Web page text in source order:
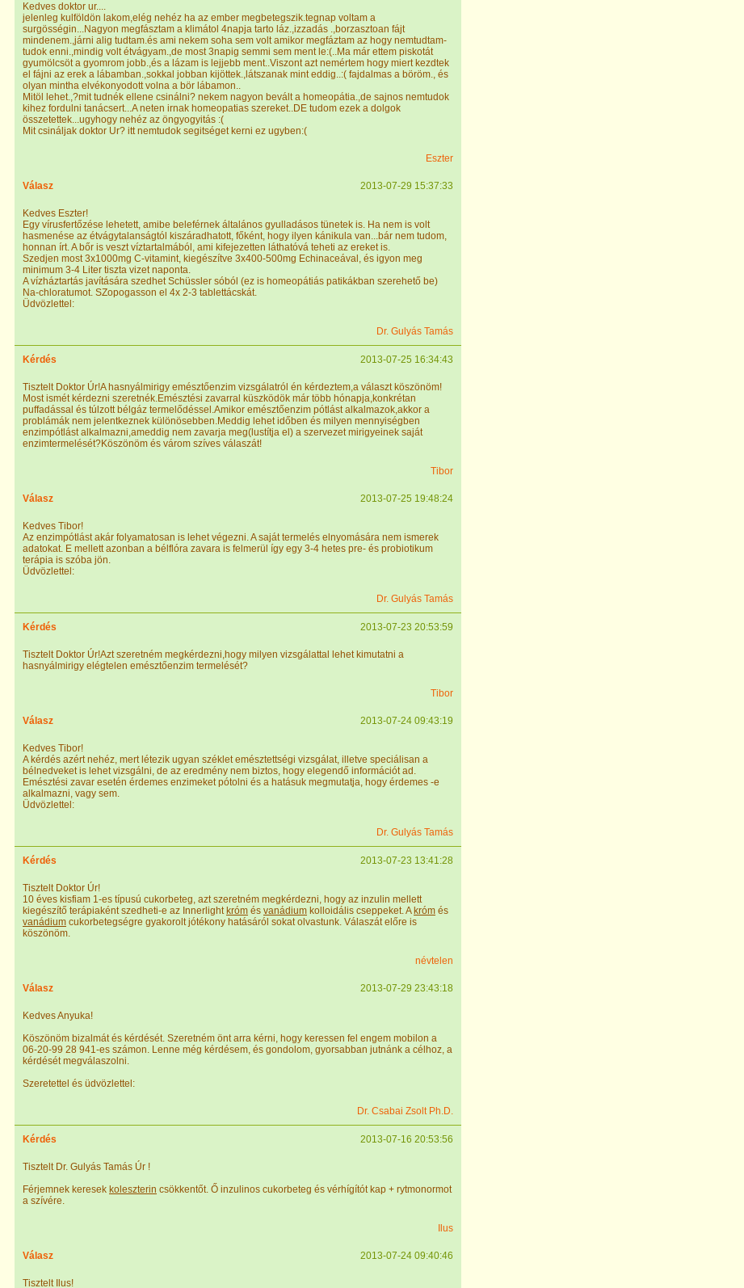
Kedves doktor ur....
jelenleg kulföldön lakom,elég nehéz ha az ember megbetegszik.tegnap voltam a
surgösségin...Nagyon megfásztam a klimátol 4napja tarto láz.,izzadás .,borzasztoan fájt
mindenem.,járni alig tudtam.és ami nekem soha sem volt amikor megfáztam az hogy nemtudtam-
tudok enni.,mindig volt étvágyam.,de most 3napig semmi sem ment le:(..Ma már ettem piskotát
gyumölcsöt a gyomrom jobb.,és a lázam is lejjebb ment..Viszont azt nemértem hogy miert kezdtek
el fájni az erek a lábamban.,sokkal jobban kijöttek.,látszanak mint eddig..:( fajdalmas a böröm., és
olyan mintha elvékonyodott volna a bör lábamon..
Mitöl lehet.,?mit tudnék ellene csinálni? nekem nagyon bevált a homeopátia.,de sajnos nemtudok
kihez fordulni tanácsert...A neten irnak homeopatias szereket..DE tudom ezek a dolgok
összetettek...ugyhogy nehéz az öngyogyitás :(
Mit csináljak doktor Ur? itt nemtudok segitséget kerni ez ugyben:(
Eszter
Válasz 2013-07-29 15:37:33
Kedves Eszter!
Egy vírusfertőzése lehetett, amibe beleférnek általános gyulladásos tünetek is. Ha nem is volt
hasmenése az étvágytalanságtól kiszáradhatott, főként, hogy ilyen kánikula van...bár nem tudom,
honnan írt. A bőr is veszt víztartalmából, ami kifejezetten láthatóvá teheti az ereket is.
Szedjen most 3x1000mg C-vitamint, kiegészítve 3x400-500mg Echinaceával, és igyon meg
minimum 3-4 Liter tiszta vizet naponta.
A vízháztartás javítására szedhet Schüssler sóból (ez is homeopátiás patikákban szerehető be)
Na-chloratumot. SZopogasson el 4x 2-3 tablettácskát.
Üdvözlettel:
Dr. Gulyás Tamás
Kérdés 2013-07-25 16:34:43
Tisztelt Doktor Úr!A hasnyálmirigy emésztőenzim vizsgálatról én kérdeztem,a választ köszönöm!
Most ismét kérdezni szeretnék.Emésztési zavarral küszködök már több hónapja,konkrétan
puffadással és túlzott bélgáz termelődéssel.Amikor emésztőenzim pótlást alkalmazok,akkor a
problámák nem jelentkeznek különösebben.Meddig lehet időben és milyen mennyiségben
enzimpótlást alkalmazni,ameddig nem zavarja meg(lustítja el) a szervezet mirigyeinek saját
enzimtermelését?Köszönöm és várom szíves válaszát!
Tibor
Válasz 2013-07-25 19:48:24
Kedves Tibor!
Az enzimpótlást akár folyamatosan is lehet végezni. A saját termelés elnyomására nem ismerek
adatokat. E mellett azonban a bélflóra zavara is felmerül így egy 3-4 hetes pre- és probiotikum
terápia is szóba jön.
Üdvözlettel:
Dr. Gulyás Tamás
Kérdés 2013-07-23 20:53:59
Tisztelt Doktor Úr!Azt szeretném megkérdezni,hogy milyen vizsgálattal lehet kimutatni a
hasnyálmirigy elégtelen emésztőenzim termelését?
Tibor
Válasz 2013-07-24 09:43:19
Kedves Tibor!
A kérdés azért nehéz, mert létezik ugyan széklet emésztettségi vizsgálat, illetve speciálisan a
bélnedveket is lehet vizsgálni, de az eredmény nem biztos, hogy elegendő információt ad.
Emésztési zavar esetén érdemes enzimeket pótolni és a hatásuk megmutatja, hogy érdemes -e
alkalmazni, vagy sem.
Üdvözlettel:
Dr. Gulyás Tamás
Kérdés 2013-07-23 13:41:28
Tisztelt Doktor Úr!
10 éves kisfiam 1-es típusú cukorbeteg, azt szeretném megkérdezni, hogy az inzulin mellett
kiegészítő terápiaként szedheti-e az Innerlight króm és vanádium kolloidális cseppeket. A króm és
vanádium cukorbetegségre gyakorolt jótékony hatásáról sokat olvastunk. Válaszát előre is
köszönöm.
névtelen
Válasz 2013-07-29 23:43:18
Kedves Anyuka!
Köszönöm bizalmát és kérdését. Szeretném önt arra kérni, hogy keressen fel engem mobilon a
06-20-99 28 941-es számon. Lenne még kérdésem, és gondolom, gyorsabban jutnánk a célhoz, a
kérdését megválaszolni.
Szeretettel és üdvözlettel:
Dr. Csabai Zsolt Ph.D.
Kérdés 2013-07-16 20:53:56
Tisztelt Dr. Gulyás Tamás Úr !
Férjemnek keresek koleszterin csökkentőt. Ő inzulinos cukorbeteg és vérhígítót kap + rytmonormot
a szívére.
Ilus
Válasz 2013-07-24 09:40:46
Tisztelt Ilus!